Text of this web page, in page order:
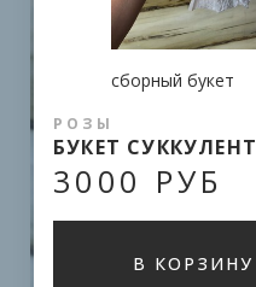
сборный букет
РОЗЫ
БУКЕТ СУККУЛЕНТ
3000 РУБ
В КОРЗИНУ